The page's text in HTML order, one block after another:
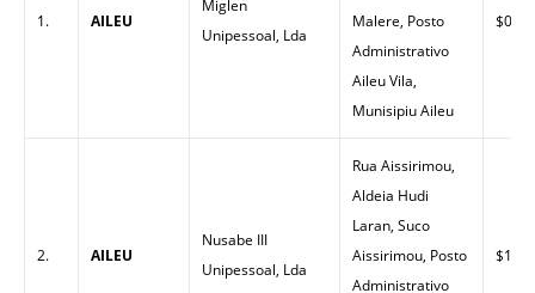
1. AILEU
Miglen
Unipessoal, Lda
Malere, Posto
Administrativo
Aileu Vila,
Munisipiu Aileu
$0.00
2. AILEU
Nusabe III
Unipessoal, Lda
Rua Aissirimou,
Aldeia Hudi
Laran, Suco
Aissirimou, Posto
Administrativo
$1.55